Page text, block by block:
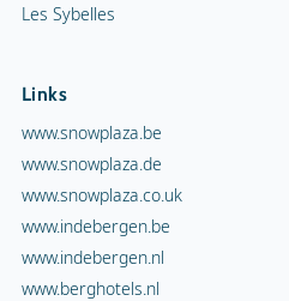
Les Sybelles
Links
www.snowplaza.be
www.snowplaza.de
www.snowplaza.co.uk
www.indebergen.be
www.indebergen.nl
www.berghotels.nl